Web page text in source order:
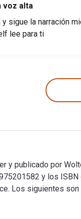
voz alta
y sigue la narración
lee para ti
y publicado por
y los
Los siguientes